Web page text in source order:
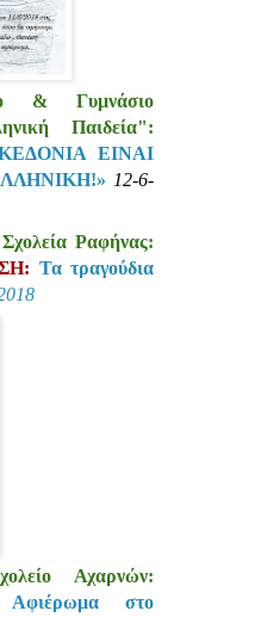
& Γυμνάσιο
Παιδεία":
ΕΙΝΑΙ
12-6-
Ραφήνας:
Τα τραγούδια
Αχαρνών:
στο